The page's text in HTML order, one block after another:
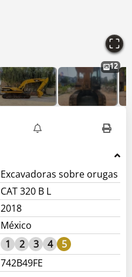
12
Excavadoras sobre orugas
CAT 320 B L
2018
México
1 2 3 4
5
742B49FE